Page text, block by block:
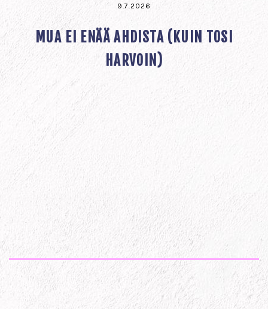
9.7.2026
MUA EI ENÄÄ AHDISTA (KUIN TOSI
HARVOIN)